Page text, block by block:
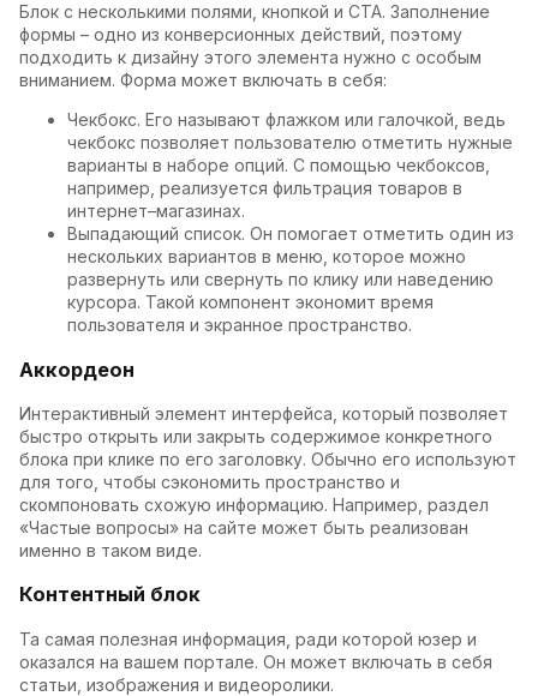
Блок с несколькими полями, кнопкой и CTA. Заполнение
формы – одно из конверсионных действий, поэтому
подходить к дизайну этого элемента нужно с особым
вниманием. Форма может включать в себя:
Чекбокс. Его называют флажком или галочкой, ведь
чекбокс позволяет пользователю отметить нужные
варианты в наборе опций. С помощью чекбоксов,
например, реализуется фильтрация товаров в
интернет–магазинах.
Выпадающий список. Он помогает отметить один из
нескольких вариантов в меню, которое можно
развернуть или свернуть по клику или наведению
курсора. Такой компонент экономит время
пользователя и экранное пространство.
Аккордеон
Интерактивный элемент интерфейса, который позволяет
быстро открыть или закрыть содержимое конкретного
блока при клике по его заголовку. Обычно его используют
для того, чтобы сэкономить пространство и
скомпоновать схожую информацию. Например, раздел
«Частые вопросы» на сайте может быть реализован
именно в таком виде.
Контентный блок
Та самая полезная информация, ради которой юзер и
оказался на вашем портале. Он может включать в себя
статьи, изображения и видеоролики.